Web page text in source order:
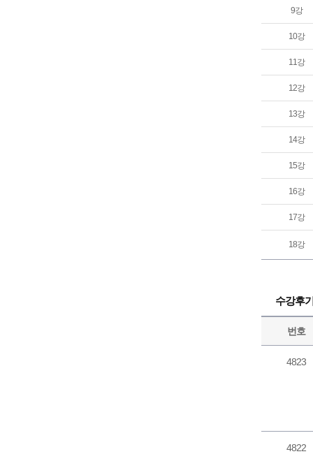
9강
10강
11강
12강
13강
14강
15강
16강
17강
18강
수강후
번호
4823
4822